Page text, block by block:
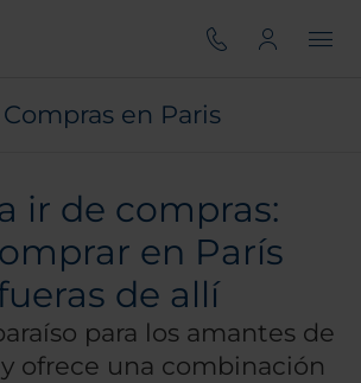
Compras en Paris
ir de compras:
en París
de allí
para los amantes de
ofrece una combinación